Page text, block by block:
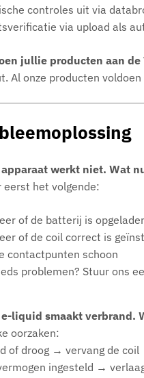
controles uit via
via upload als
jullie producten aan
Al onze producten
werkt niet. Wat
eerst het volgende:
of de batterij is
of de coil correct is
contactpunten schoon
problemen? Stuur ons
liquid smaakt verbrand.
oorzaken:
of droog → vervang de coil
ingesteld →